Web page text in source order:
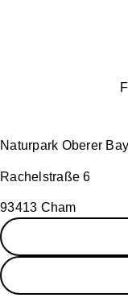
Naturpark Oberer
Rachelstraße 6
93413 Cham